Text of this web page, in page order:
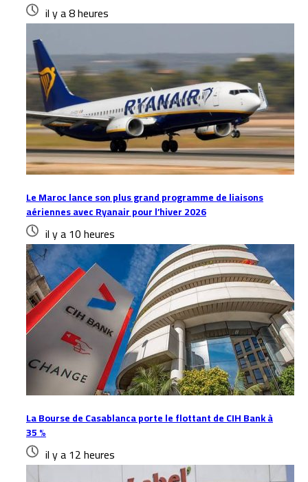
il y a 8 heures
Le Maroc lance son plus grand programme de liaisons
aériennes avec Ryanair pour l’hiver 2026
il y a 10 heures
La Bourse de Casablanca porte le flottant de CIH Bank à
35 %
il y a 12 heures